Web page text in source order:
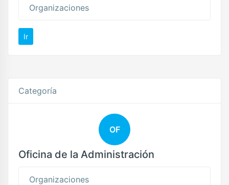
Organizaciones
Ir
Categoría
OF
Oficina de la Administración
Organizaciones